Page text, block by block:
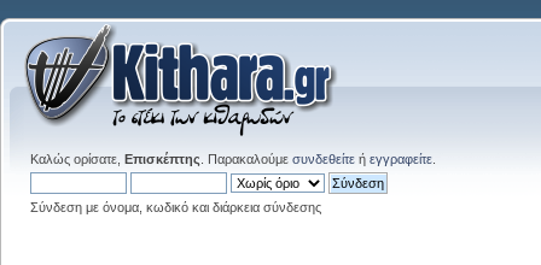
Καλώς ορίσατε, Επισκέπτης . Παρακαλούμε συνδεθείτε ή εγγραφείτε
Σύνδεση με όνομα, κωδικό και διάρκεια σύνδεσης